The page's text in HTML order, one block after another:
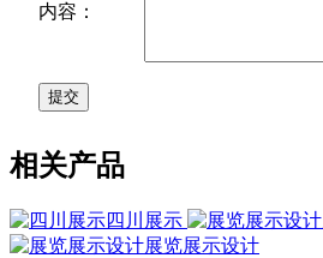
内容：
相关产品
四川展示
展览展示设计